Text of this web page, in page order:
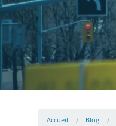
Accueil Blog